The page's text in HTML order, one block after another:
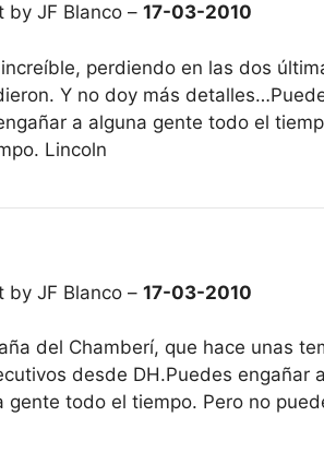
by JF Blanco – 17-03-2010
perdiendo en las dos
Y no doy más
a alguna gente todo el
Lincoln
by JF Blanco – 17-03-2010
del Chamberí, que hace unas
desde DH.Puedes engañar
gente todo el tiempo. Pero no